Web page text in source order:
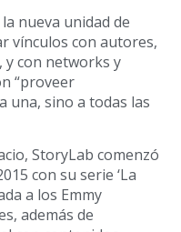
nueva unidad de
vínculos con autores,
y con networks y
“proveer
una, sino a todas las
StoryLab comenzó
con su serie ‘La
a los Emmy
además de